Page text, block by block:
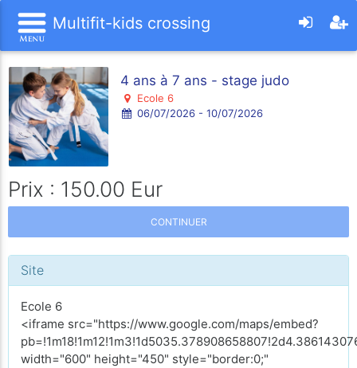
Multifit-kids crossing
4 ans à 7 ans - stage judo
Ecole 6
06/07/2026 - 10/07/2026
Prix : 150.00 Eur
CONTINUER
Site
Ecole 6
<iframe src="https://www.google.com/maps/embed?
width="600" height="450" style="border:0;"